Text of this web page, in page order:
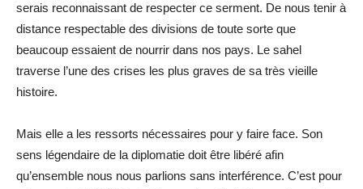
serais reconnaissant de respecter ce serment. De nous tenir à
distance respectable des divisions de toute sorte que
beaucoup essaient de nourrir dans nos pays. Le sahel
traverse l’une des crises les plus graves de sa très vieille
histoire.
Mais elle a les ressorts nécessaires pour y faire face. Son
sens légendaire de la diplomatie doit être libéré afin
qu’ensemble nous nous parlions sans interférence. C’est pour